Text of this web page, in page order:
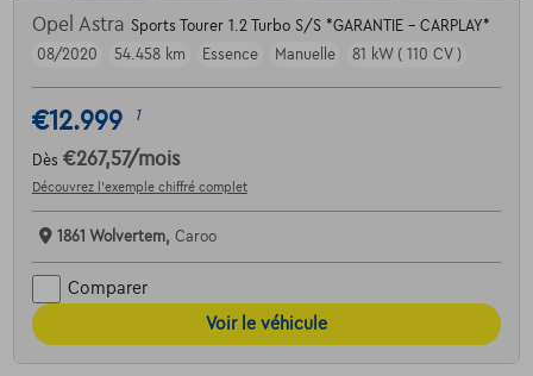
Opel Astra Sports Tourer 1.2 Turbo S/S *GARANTIE - CARPLAY*
08/2020
54.458 km Essence Manuelle 81 kW ( 110 CV )
€12.999 1
Dès €267,57/mois
Découvrez l’exemple chiffré complet
1861 Wolvertem, Caroo
Comparer
Voir le véhicule